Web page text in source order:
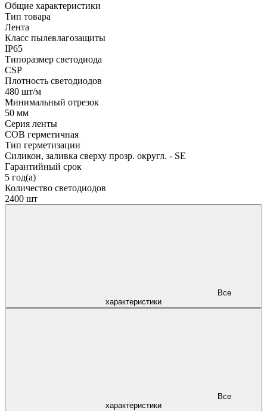
Общие характеристики
Тип товара
Лента
Класс пылевлагозащиты
IP65
Типоразмер светодиода
CSP
Плотность светодиодов
480 шт/м
Минимальный отрезок
50 мм
Серия ленты
COB герметичная
Тип герметизации
Силикон, заливка сверху прозр. округл. - SE
Гарантийный срок
5 год(а)
Количество светодиодов
2400 шт
характеристики
характеристики